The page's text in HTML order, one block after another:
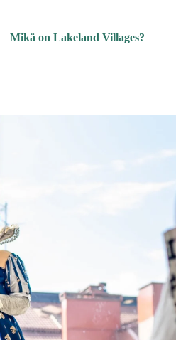
Mikä on Lakeland Villages?